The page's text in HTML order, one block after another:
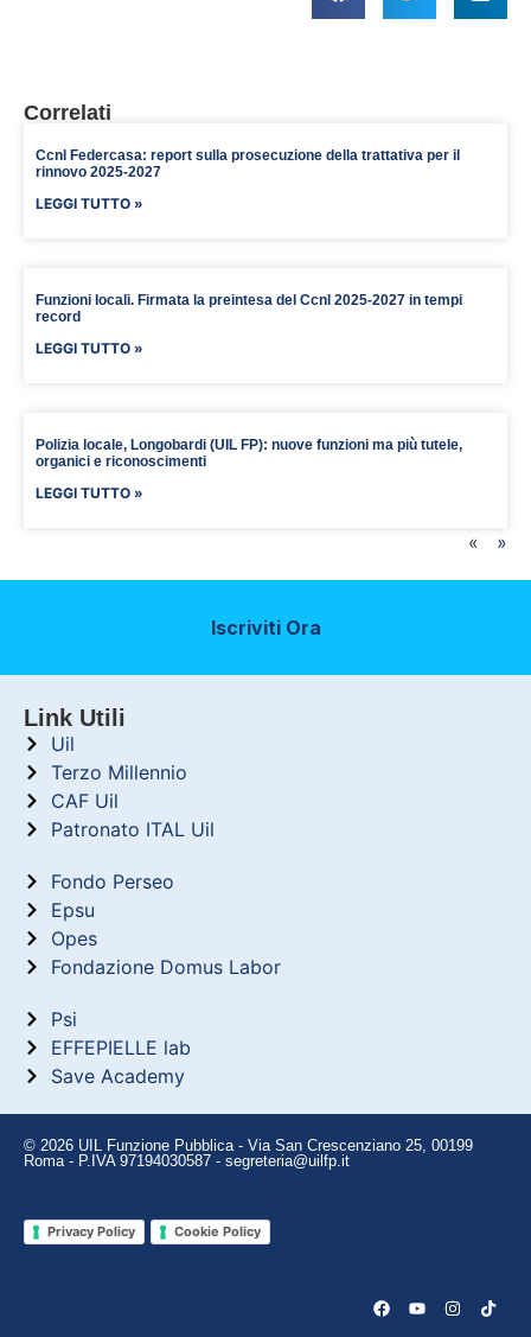
Correlati
Ccnl Federcasa: report sulla prosecuzione della trattativa per il
rinnovo 2025-2027
LEGGI TUTTO »
Funzioni locali. Firmata la preintesa del Ccnl 2025-2027 in tempi
record
LEGGI TUTTO »
Polizia locale, Longobardi (UIL FP): nuove funzioni ma più tutele,
organici e riconoscimenti
LEGGI TUTTO »
« »
Iscriviti Ora
Link Utili
Uil
Terzo Millennio
CAF Uil
Patronato ITAL Uil
Fondo Perseo
Epsu
Opes
Fondazione Domus Labor
Psi
EFFEPIELLE lab
Save Academy
© 2026 UIL Funzione Pubblica - Via San Crescenziano 25, 00199
Roma - P.IVA 97194030587 - segreteria@uilfp.it
Privacy Policy Cookie Policy